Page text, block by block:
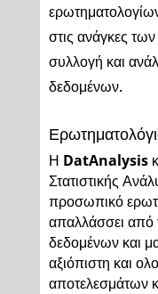
στις ανάγκες
συλλογή και
δεδομένων.
Η DatAnalysis
Στατιστικής
προσωπικό
απαλλάσσει από
δεδομένων και
αξιόπιστη και
αποτελεσμάτων